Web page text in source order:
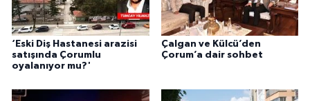
‘Eski Diş Hastanesi arazisi
satışında Çorumlu
oyalanıyor mu?'
Çalgan ve Külcü’den
Çorum’a dair sohbet